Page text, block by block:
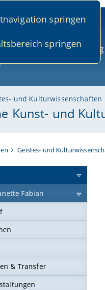
springen
springen
und Kulturwissenschaften
Kunst- und
Geistes- und
Fabian
& Transfer